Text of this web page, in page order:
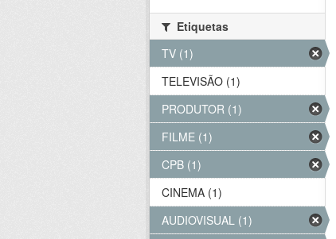
Etiquetas
TV (1)
TELEVISÃO (1)
PRODUTOR (1)
FILME (1)
CPB (1)
CINEMA (1)
AUDIOVISUAL (1)